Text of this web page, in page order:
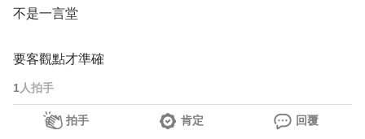
不是一言堂
要客觀點才準確
1 人拍手
拍手 肯定 回覆